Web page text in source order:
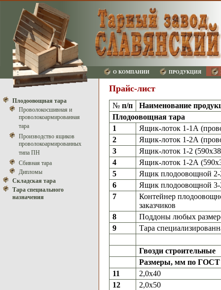
О КОМПАНИИ ПРОДУКЦИЯ
Плодоовощная тара
Проволокосшивная и
проволокоармированная
тара
Производство ящиков
проволокоармированных
типа ПН
Сбивная тара
Дипломы
Складская тара
Тара специального
назначения
Прайс-лист
№ п/п
Наименование
Плодоовощная тара
1
Ящик-лоток 1-1А
2
Ящик-лоток 1-2А
3
Ящик-лоток 1-2
4
Ящик-лоток 1-2А
5
Ящик плодоовощной 2-
6
Ящик плодоовощной 3-
7
Контейнер
заказчиков
8
Поддоны любых
9
Тара
Гвозди строительные
Размеры, мм по ГОСТ
11
2,0x40
12
2,0x50